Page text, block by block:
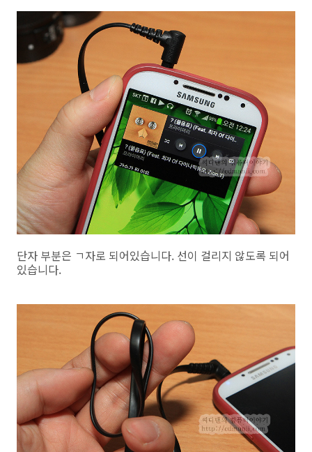
단자 부분은 ㄱ자로 되어있습니다. 선이 걸리지 않도록 되어
있습니다.